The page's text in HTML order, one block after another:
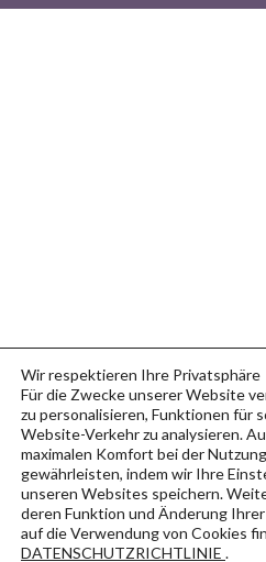
Wir respektieren Ihre Privatsphäre
Für die Zwecke unserer Website
zu personalisieren, Funktionen für
Website-Verkehr zu analysieren.
maximalen Komfort bei der
gewährleisten, indem wir Ihre
unseren Websites speichern.
deren Funktion und Änderung
auf die Verwendung von Cookies
DATENSCHUTZRICHTLINIE .